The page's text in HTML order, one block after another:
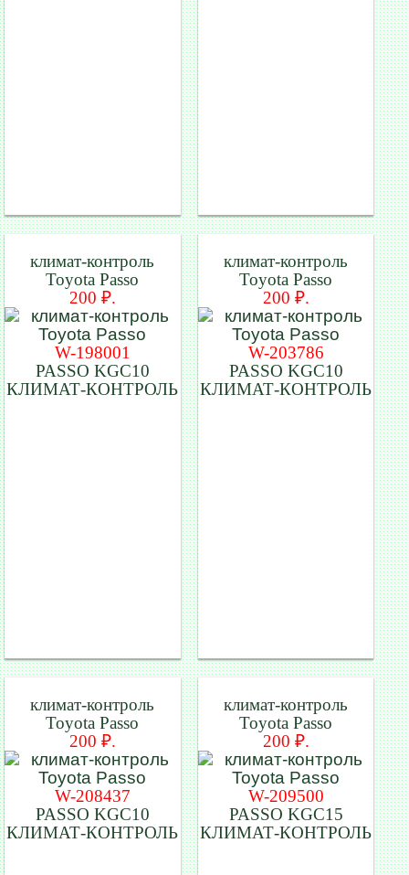
климат-контроль
Toyota Passo
200 ₽.
W-198001
PASSO KGC10
КЛИМАТ-КОНТРОЛЬ
климат-контроль
Toyota Passo
200 ₽.
W-203786
PASSO KGC10
КЛИМАТ-КОНТРОЛЬ
климат-контроль
Toyota Passo
200 ₽.
W-208437
PASSO KGC10
КЛИМАТ-КОНТРОЛЬ
климат-контроль
Toyota Passo
200 ₽.
W-209500
PASSO KGC15
КЛИМАТ-КОНТРОЛЬ